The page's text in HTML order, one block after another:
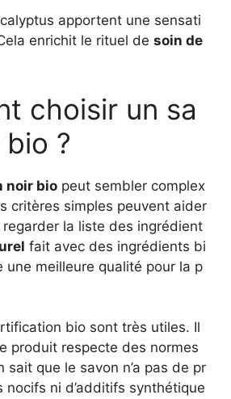
apportent une sensati
enrichit le rituel de soin de
choisir un sa
?
noir bio peut sembler complex
critères simples peuvent aider
la liste des ingrédient
fait avec des ingrédients bi
une meilleure qualité pour la p
bio sont très utiles. Il
produit respecte des normes
sait que le savon n’a pas de pr
nocifs ni d’additifs synthétique